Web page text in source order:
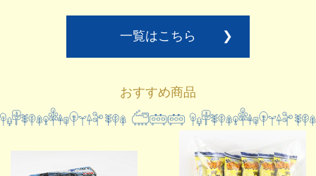
一覧はこちら ❯
おすすめ商品